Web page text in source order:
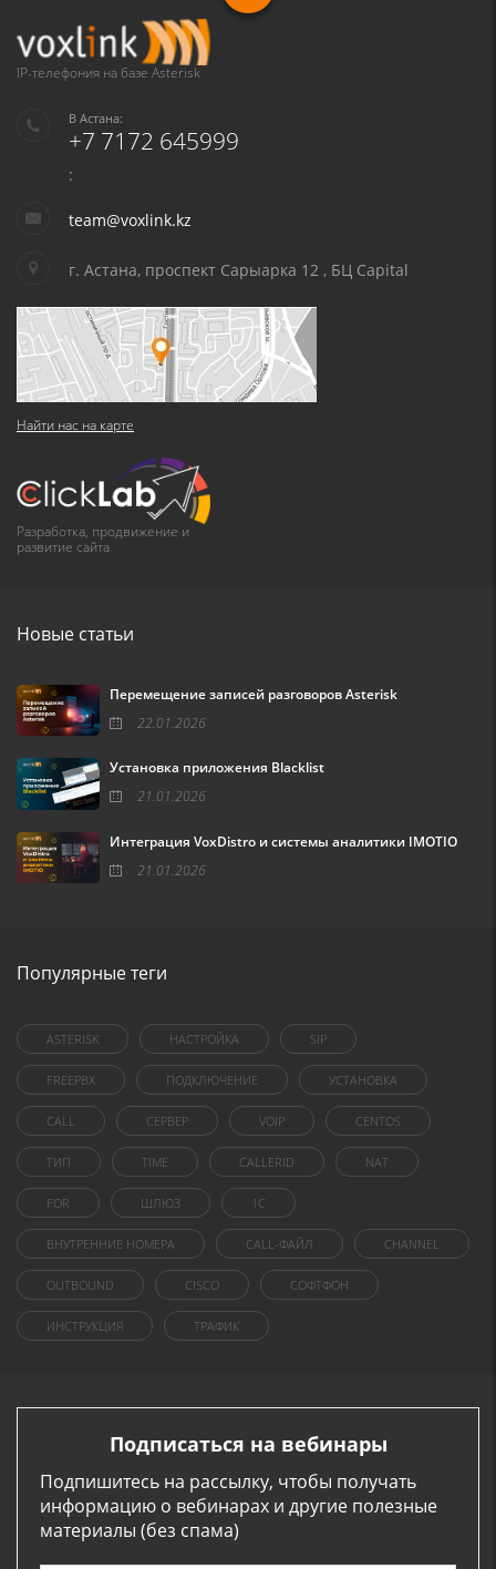
IP-телефония на базе Asterisk
В Астана:
+7 7172 645999
:
team@voxlink.kz
г. Астана, проспект Сарыарка 12 , БЦ Capital
Найти нас на карте
Разработка, продвижение и
развитие сайта
Новые статьи
Перемещение записей разговоров Asterisk
22.01.2026
Установка приложения Blacklist
21.01.2026
Интеграция VoxDistro и системы аналитики IMOTIO
21.01.2026
Популярные теги
ASTERISK НАСТРОЙКА SIP
FREEPBX ПОДКЛЮЧЕНИЕ УСТАНОВКА
CALL СЕРВЕР VOIP CENTOS
ТИП TIME CALLERID NAT
FOR ШЛЮЗ 1C
ВНУТРЕННИЕ НОМЕРА CALL-ФАЙЛ CHANNEL
OUTBOUND CISCO СОФТФОН
ИНСТРУКЦИЯ ТРАФИК
Подписаться на вебинары
Подпишитесь на рассылку, чтобы получать
информацию о вебинарах и другие полезные
материалы (без спама)